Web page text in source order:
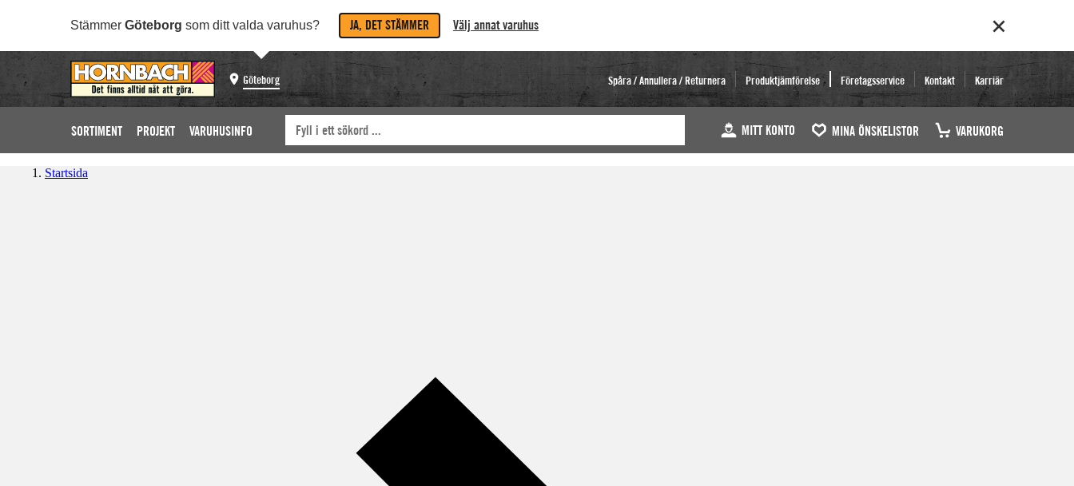
Stämmer Göteborg som ditt valda varuhus? JA, DET STÄMMER Välj annat varuhus
Göteborg Spåra / Annullera / Returnera Produktjämförelse Företagsservice Kontakt Karriär
SORTIMENT PROJEKT VARUHUSINFO MITT KONTO MINA ÖNSKELISTOR VARUKORG
Startsida